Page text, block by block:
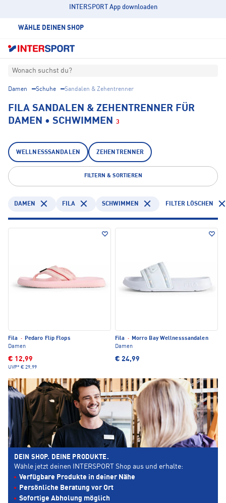
INTERSPORT App downloaden
WÄHLE DEINEN SHOP
Wonach suchst du?
Damen Schuhe Sandalen & Zehentrenner
FILA SANDALEN & ZEHENTRENNER FÜR
DAMEN • SCHWIMMEN 3
WELLNESSSANDALEN ZEHENTRENNER
FILTERN & SORTIEREN
DAMEN FILA SCHWIMMEN FILTER LÖSCHEN
Fila ·
Pedaro Flip Flops
Damen
€ 12,99
UVP* € 29,99
Fila ·
Morro Bay Wellnesssandalen
Damen
€ 24,99
DEIN SHOP. DEINE PRODUKTE.
Wähle jetzt deinen INTERSPORT Shop aus und erhalte:
Verfügbare Produkte in deiner Nähe
Persönliche Beratung vor Ort
Sofortige Abholung möglich